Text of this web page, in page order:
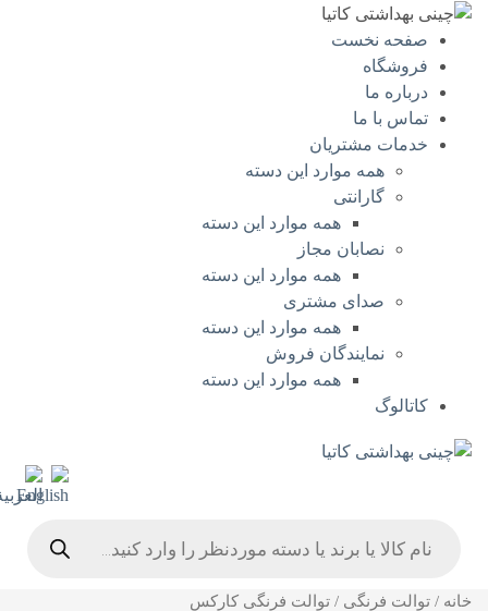
صفحه نخست
فروشگاه
درباره ما
تماس با ما
خدمات مشتریان
همه موارد این دسته
گارانتی
همه موارد این دسته
نصابان مجاز
همه موارد این دسته
صدای مشتری
همه موارد این دسته
نمایندگان فروش
همه موارد این دسته
کاتالوگ
search
خانه/توالت فرنگی / توالت فرنگی کارکس